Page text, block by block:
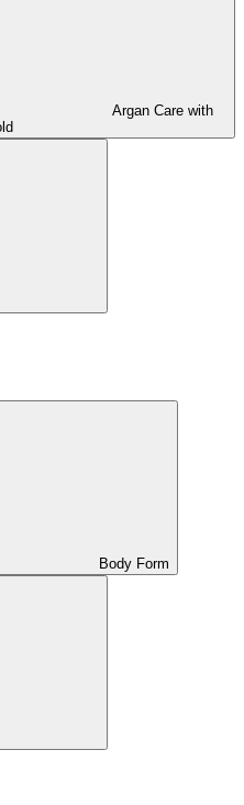
Argan Care with
Body Form